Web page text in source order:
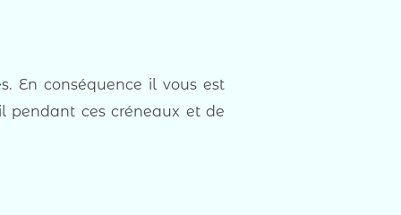
En conséquence il vous est
pendant ces créneaux et de